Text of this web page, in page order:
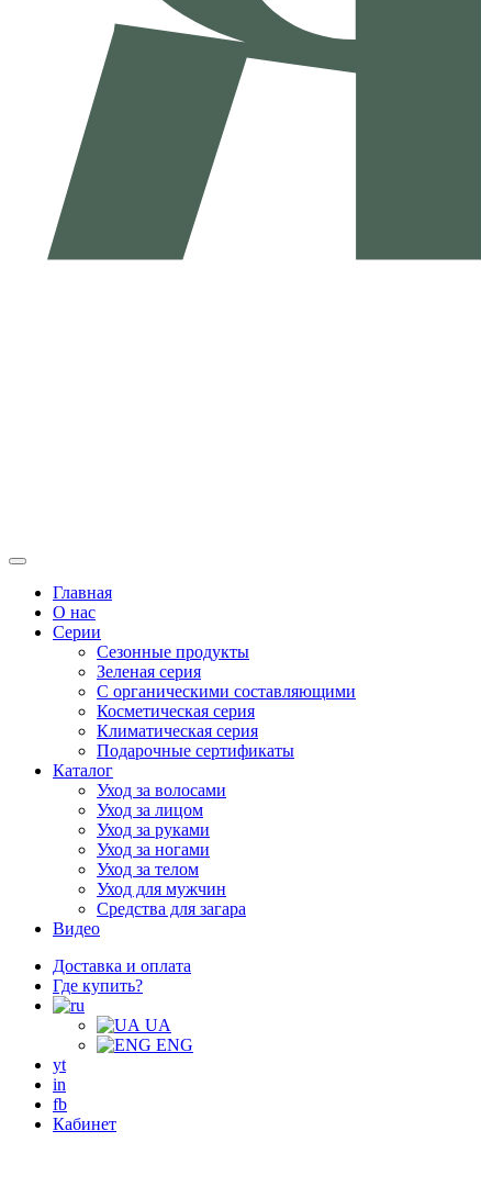
Главная
О нас
Серии
Сезонные продукты
Зеленая серия
С органическими составляющими
Косметическая серия
Климатическая серия
Подарочные сертификаты
Каталог
Уход за волосами
Уход за лицом
Уход за руками
Уход за ногами
Уход за телом
Уход для мужчин
Средства для загара
Видео
Доставка и оплата
Где купить?
UA
ENG
yt
in
fb
Кабинет